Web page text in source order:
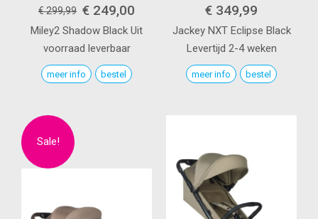
€ 299,99 € 249,00
Miley2 Shadow Black Uit
voorraad leverbaar
meer info bestel
€ 349,99
Jackey NXT Eclipse Black
Levertijd 2-4 weken
meer info bestel